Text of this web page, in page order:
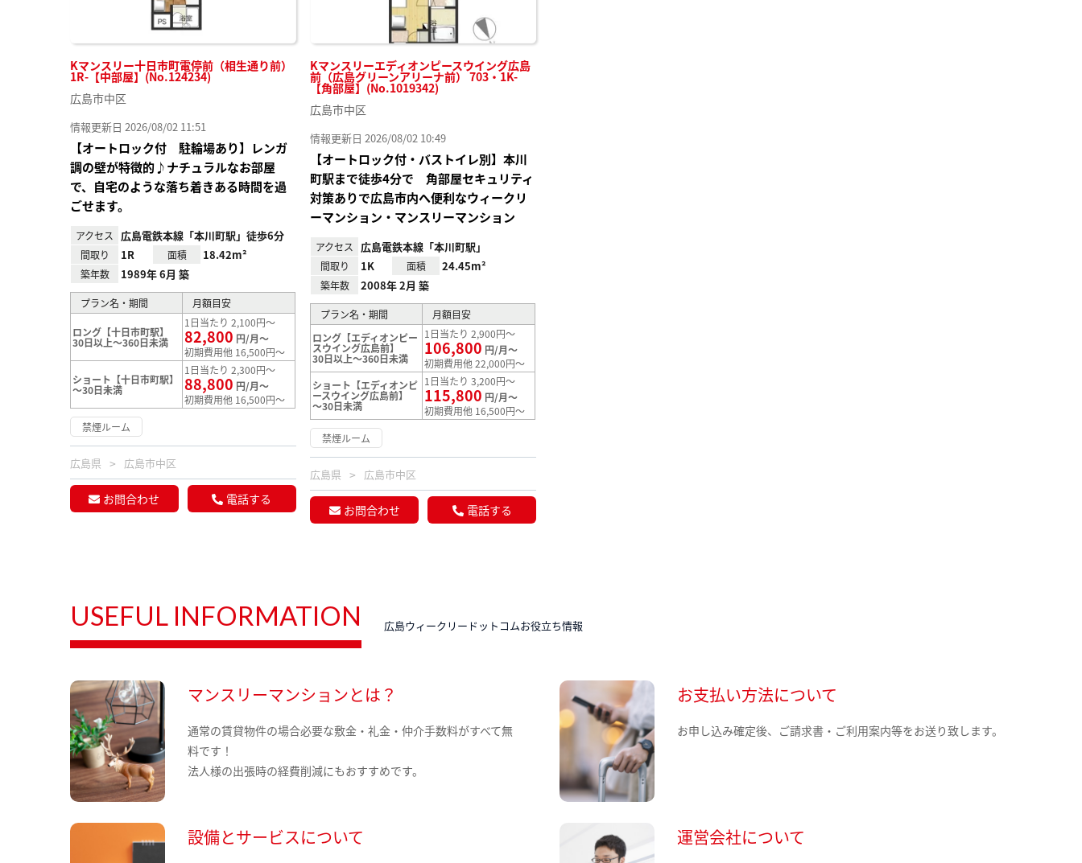
Kマンスリー十日市町電停前（相生通り前）
1R-【中部屋】(No.124234)
広島市中区
情報更新日 2026/08/02 11:51
【オートロック付 駐輪場あり】レンガ
調の壁が特徴的♪ナチュラルなお部屋
で、自宅のような落ち着きある時間を過
ごせます。
アクセス 広島電鉄本線「本川町駅」徒歩6分
間取り 1R 面積 18.42m²
築年数 1989年 6月 築
プラン名・期間 月額目安
ロング【十日市町駅】
30日以上～360日未満
1日当たり 2,100円～
82,800 円/月～
初期費用他 16,500円～
ショート【十日市町駅】
～30日未満
1日当たり 2,300円～
88,800 円/月～
初期費用他 16,500円～
禁煙ルーム
広島県 広島市中区
お問合わせ 電話する
Kマンスリーエディオンピースウイング広島
前（広島グリーンアリーナ前） 703・1K-
【角部屋】(No.1019342)
広島市中区
情報更新日 2026/08/02 10:49
【オートロック付・バストイレ別】本川
町駅まで徒歩4分で 角部屋セキュリティ
対策ありで広島市内へ便利なウィークリ
ーマンション・マンスリーマンション
アクセス 広島電鉄本線「本川町駅」
間取り 1K 面積 24.45m²
築年数 2008年 2月 築
プラン名・期間
月額目安
ロング【エディオンピー
スウイング広島前】
30日以上～360日未満
1日当たり 2,900円～
106,800 円/月～
初期費用他 22,000円～
ショート【エディオンピ
ースウイング広島前】
～30日未満
1日当たり 3,200円～
115,800 円/月～
初期費用他 16,500円～
禁煙ルーム
広島県 広島市中区
お問合わせ 電話する
USEFUL INFORMATION 広島ウィークリードットコムお役立ち情報
マンスリーマンションとは？
通常の賃貸物件の場合必要な敷金・礼金・仲介手数料がすべて無
料です！
法人様の出張時の経費削減にもおすすめです。
お支払い方法について
お申し込み確定後、ご請求書・ご利用案内等をお送り致します。
設備とサービスについて 運営会社について